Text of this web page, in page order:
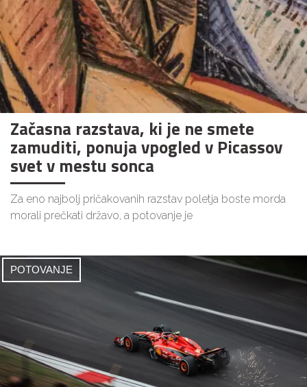
Začasna razstava, ki je ne smete
zamuditi, ponuja vpogled v Picassov
svet v mestu sonca
Za eno najbolj pričakovanih razstav poletja boste morda
morali prečkati državo, a potovanje je
POTOVANJE